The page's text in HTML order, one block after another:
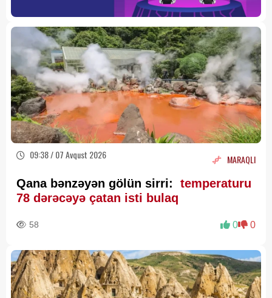
09:38 / 07 Avqust 2026 MARAQLI
Qana bənzəyən gölün sirri: temperaturu
78 dərəcəyə çatan isti bulaq
58 0 0